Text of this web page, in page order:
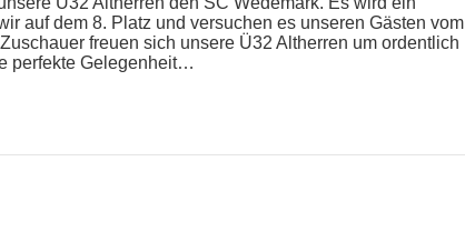
auf dem 8. Platz und versuchen es unseren Gästen vom
freuen sich unsere Ü32 Altherren um ordentlich
perfekte Gelegenheit…